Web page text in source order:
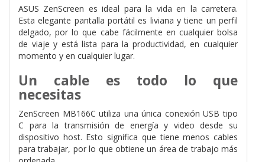
ASUS ZenScreen es ideal para la vida en la carretera.
Esta elegante pantalla portátil es liviana y tiene un perfil
delgado, por lo que cabe fácilmente en cualquier bolsa
de viaje y está lista para la productividad, en cualquier
momento y en cualquier lugar.
Un cable es todo lo que
necesitas
ZenScreen MB166C utiliza una única conexión USB tipo
C para la transmisión de energía y video desde su
dispositivo host. Esto significa que tiene menos cables
para trabajar, por lo que obtiene un área de trabajo más